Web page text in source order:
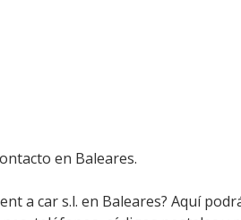
en Baleares.
a car s.l. en Baleares? Aquí